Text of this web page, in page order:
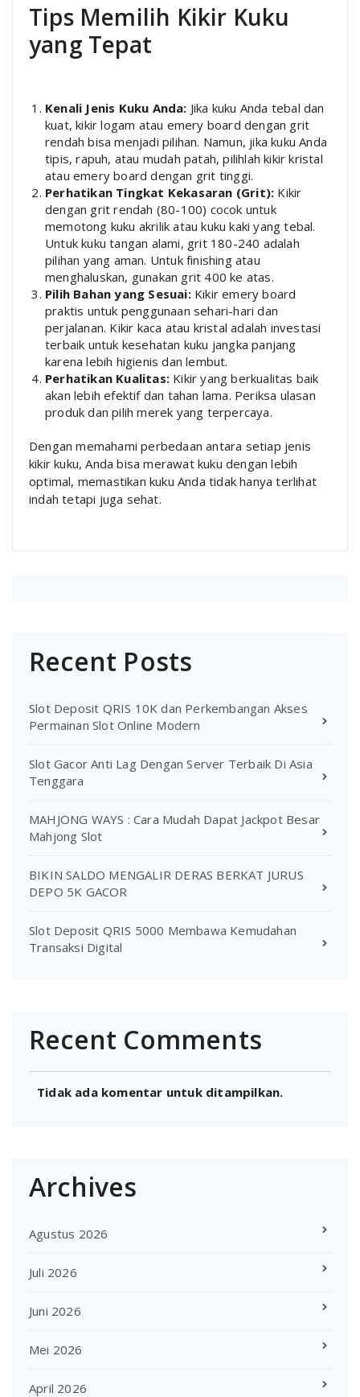
Tips Memilih Kikir Kuku
yang Tepat
Kenali Jenis Kuku Anda: Jika kuku Anda tebal dan
kuat, kikir logam atau emery board dengan grit
rendah bisa menjadi pilihan. Namun, jika kuku Anda
tipis, rapuh, atau mudah patah, pilihlah kikir kristal
atau emery board dengan grit tinggi.
Perhatikan Tingkat Kekasaran (Grit): Kikir
dengan grit rendah (80-100) cocok untuk
memotong kuku akrilik atau kuku kaki yang tebal.
Untuk kuku tangan alami, grit 180-240 adalah
pilihan yang aman. Untuk finishing atau
menghaluskan, gunakan grit 400 ke atas.
Pilih Bahan yang Sesuai:Kikir emery board
praktis untuk penggunaan sehari-hari dan
perjalanan. Kikir kaca atau kristal adalah investasi
terbaik untuk kesehatan kuku jangka panjang
karena lebih higienis dan lembut.
Perhatikan Kualitas: Kikir yang berkualitas baik
akan lebih efektif dan tahan lama. Periksa ulasan
produk dan pilih merek yang terpercaya.
Dengan memahami perbedaan antara setiap jenis
kikir kuku, Anda bisa merawat kuku dengan lebih
optimal, memastikan kuku Anda tidak hanya terlihat
indah tetapi juga sehat.
Recent Posts
Slot Deposit QRIS 10K dan Perkembangan Akses
Permainan Slot Online Modern
Slot Gacor Anti Lag Dengan Server Terbaik Di Asia
Tenggara
MAHJONG WAYS : Cara Mudah Dapat Jackpot Besar
Mahjong Slot
BIKIN SALDO MENGALIR DERAS BERKAT JURUS
DEPO 5K GACOR
Slot Deposit QRIS 5000 Membawa Kemudahan
Transaksi Digital
Recent Comments
Tidak ada komentar untuk ditampilkan.
Archives
Agustus 2026
Juli 2026
Juni 2026
Mei 2026
April 2026